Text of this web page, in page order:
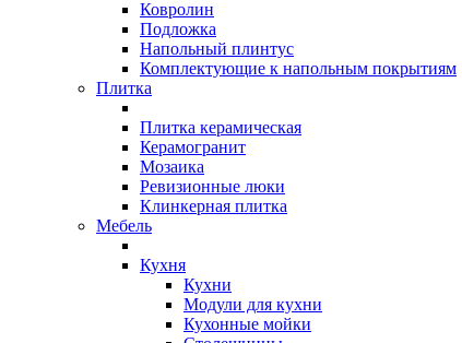
Ковролин
Подложка
Напольный плинтус
Комплектующие к напольным покрытиям
Плитка
Плитка керамическая
Керамогранит
Мозаика
Ревизионные люки
Клинкерная плитка
Мебель
Кухня
Кухни
Модули для кухни
Кухонные мойки